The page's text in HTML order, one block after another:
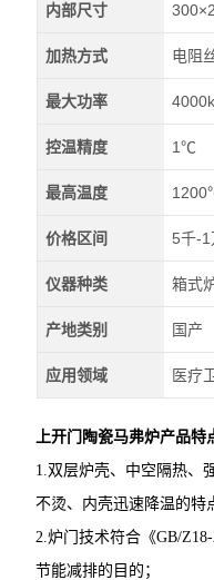
内部尺寸
加热方式 电阻
最大功率
控温精度 1℃
最高温度
价格区间 5千-1
仪器种类 箱式
产地类别 国产
应用领域 医疗
上开门陶瓷马弗炉产品特
1.双层炉壳、中空隔热、
不烫、内壳迅速降温的特
2.炉门技术符合《GB/
节能减排的目的；